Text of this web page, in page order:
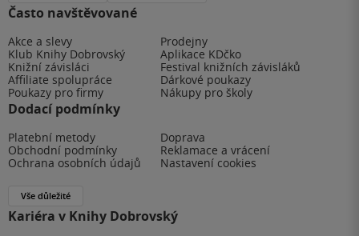
Často navštěvované
Akce a slevy
Prodejny
Klub Knihy Dobrovský
Aplikace KDčko
Knižní závisláci
Festival knižních závisláků
Affiliate spolupráce
Dárkové poukazy
Poukazy pro firmy
Nákupy pro školy
Dodací podmínky
Platební metody
Doprava
Obchodní podmínky
Reklamace a vrácení
Ochrana osobních údajů
Nastavení cookies
Vše důležité
Kariéra v Knihy Dobrovský